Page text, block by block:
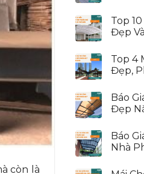
còn là
Top
Đẹp
Top 4
Đẹp,
Báo
Đẹp
Báo
Nhà